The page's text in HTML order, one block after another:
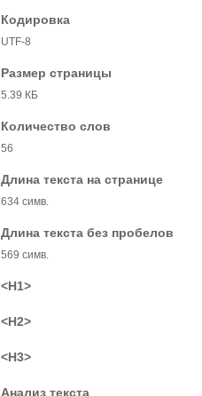
Кодировка
UTF-8
Размер страницы
5.39 КБ
Количество слов
56
Длина текста на странице
634 симв.
Длина текста без пробелов
569 симв.
<H1>
<H2>
<H3>
Анализ текста